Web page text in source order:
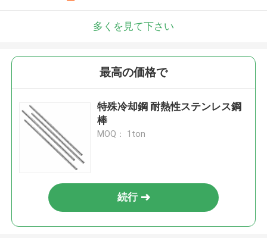
多くを見て下さい
最高の価格で
特殊冷却鋼 耐熱性ステンレス鋼
棒
MOQ： 1ton
続行